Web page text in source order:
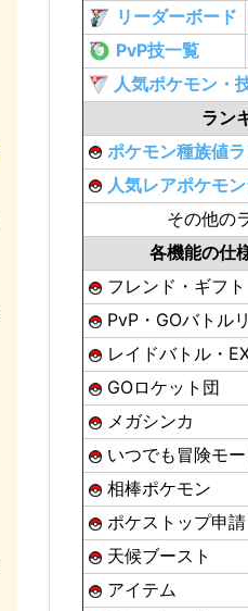
リーダーボード
PvP技一覧
人気ポケモン・
ラン
ポケモン種族値
人気レアポケモ
その他の
各機能の仕
フレンド・ギフ
PvP・GOバトル
レイドバトル・
GOロケット団
メガシンカ
いつでも冒険モー
相棒ポケモン
ポケストップ申
天候ブースト
アイテム